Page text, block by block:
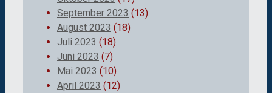
September 2023 (13)
August 2023 (18)
Juli 2023 (18)
Juni 2023 (7)
Mai 2023 (10)
April 2023 (12)